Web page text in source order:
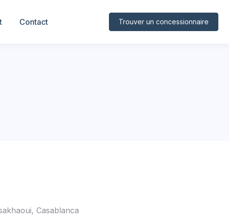
Contact Trouver un concessionnaire
Casablanca